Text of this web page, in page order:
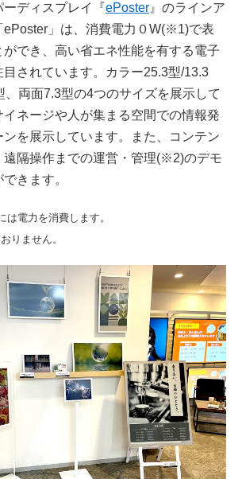
ディスプレイ『ePoster 』のラインア
ePoster」は、消費電力０W(※1)で表
でき、高い省エネ性能を有する電子
されています。カラー25.3型/13.3
、両面7.3型の4つのサイズを展示して
ネージや人が集まる空間での情報発
を展示しています。また、コンテン
遠隔操作までの運営・管理(※2)のデモ
きます。
電力を消費します。
りません。